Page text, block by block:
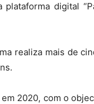
digital
realiza mais de
2020, com o